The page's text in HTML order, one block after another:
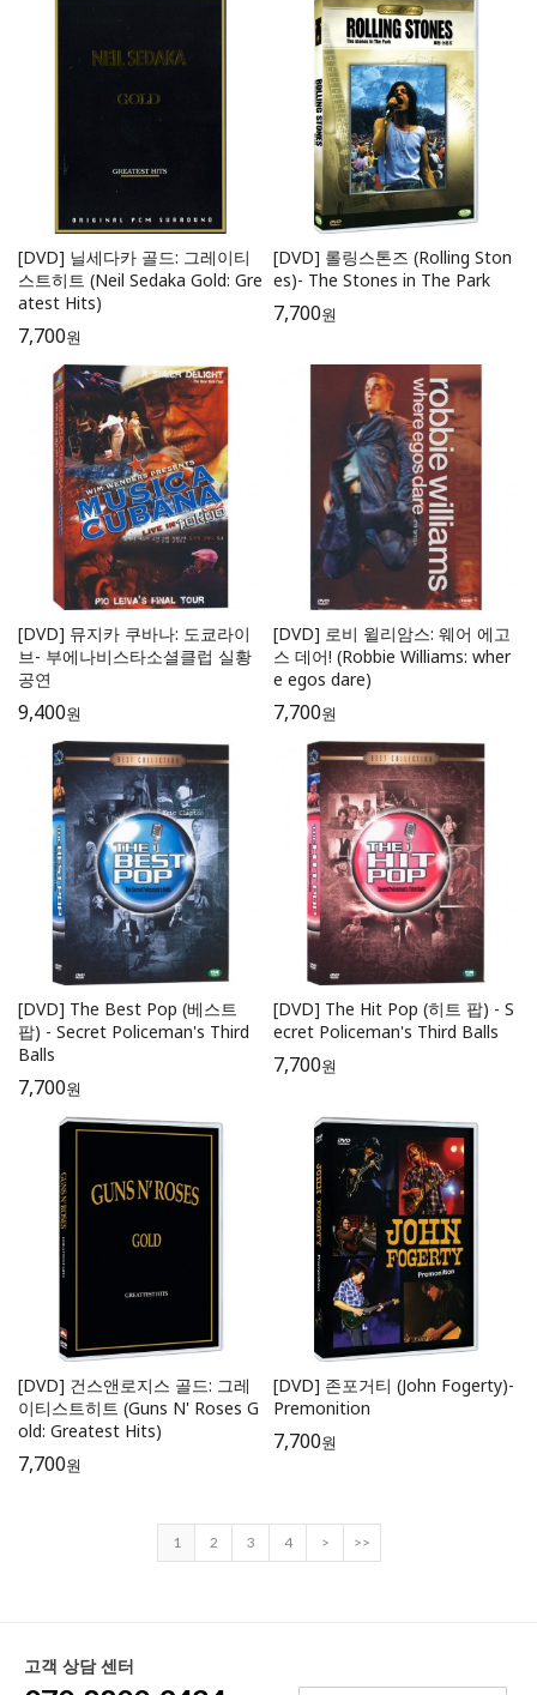
[DVD] 닐세다카 골드: 그레이티
스트히트 (Neil Sedaka Gold: Gre
atest Hits)
7,700원
[DVD] 롤링스톤즈 (Rolling Ston
es)- The Stones in The Park
7,700원
[DVD] 뮤지카 쿠바나: 도쿄라이
브- 부에나비스타소셜클럽 실황
공연
9,400원
[DVD] 로비 윌리암스: 웨어 에고
스 데어! (Robbie Williams: wher
e egos dare)
7,700원
[DVD] The Best Pop (베스트
팝) - Secret Policeman's Third
Balls
7,700원
[DVD] The Hit Pop (히트 팝) - S
ecret Policeman's Third Balls
7,700원
[DVD] 건스앤로지스 골드: 그레
이티스트히트 (Guns N' Roses G
old: Greatest Hits)
7,700원
[DVD] 존포거티 (John Fogerty)-
Premonition
7,700원
1 2 3 4 > >>
고객 상담 센터